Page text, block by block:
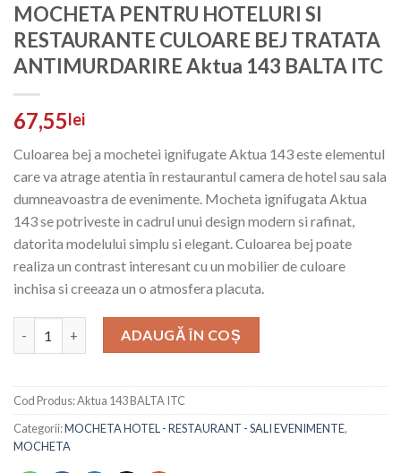
MOCHETA PENTRU HOTELURI SI
RESTAURANTE CULOARE BEJ TRATATA
ANTIMURDARIRE Aktua 143 BALTA ITC
67,55lei
Culoarea bej a mochetei ignifugate Aktua 143 este elementul
care va atrage atentia în restaurantul camera de hotel sau sala
dumneavoastra de evenimente. Mocheta ignifugata Aktua
143 se potriveste in cadrul unui design modern si rafinat,
datorita modelului simplu si elegant. Culoarea bej poate
realiza un contrast interesant cu un mobilier de culoare
inchisa si creeaza un o atmosfera placuta.
Cantitate ADAUGĂ ÎN COȘ
Cod Produs:Aktua 143 BALTA ITC
Categorii:MOCHETA HOTEL - RESTAURANT - SALI EVENIMENTE,
MOCHETA